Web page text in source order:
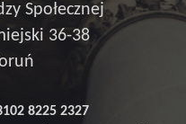
Społecznej
36-38
8225 2327